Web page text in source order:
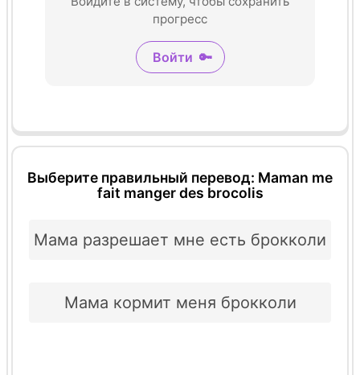
прогресс
Войти 🔑
Выберите правильный перевод: Maman me
fait manger des brocolis
Мама разрешает мне есть брокколи
Мама кормит меня брокколи